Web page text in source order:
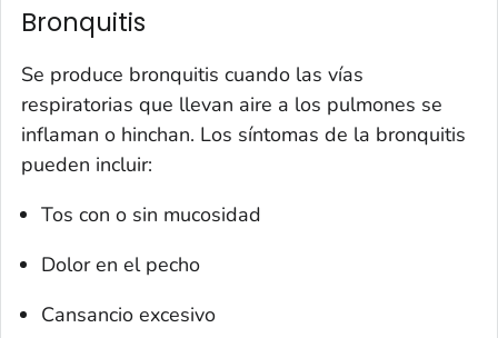
Bronquitis
Se produce bronquitis cuando las vías
respiratorias que llevan aire a los pulmones se
inflaman o hinchan. Los síntomas de la bronquitis
pueden incluir:
Tos con o sin mucosidad
Dolor en el pecho
Cansancio excesivo